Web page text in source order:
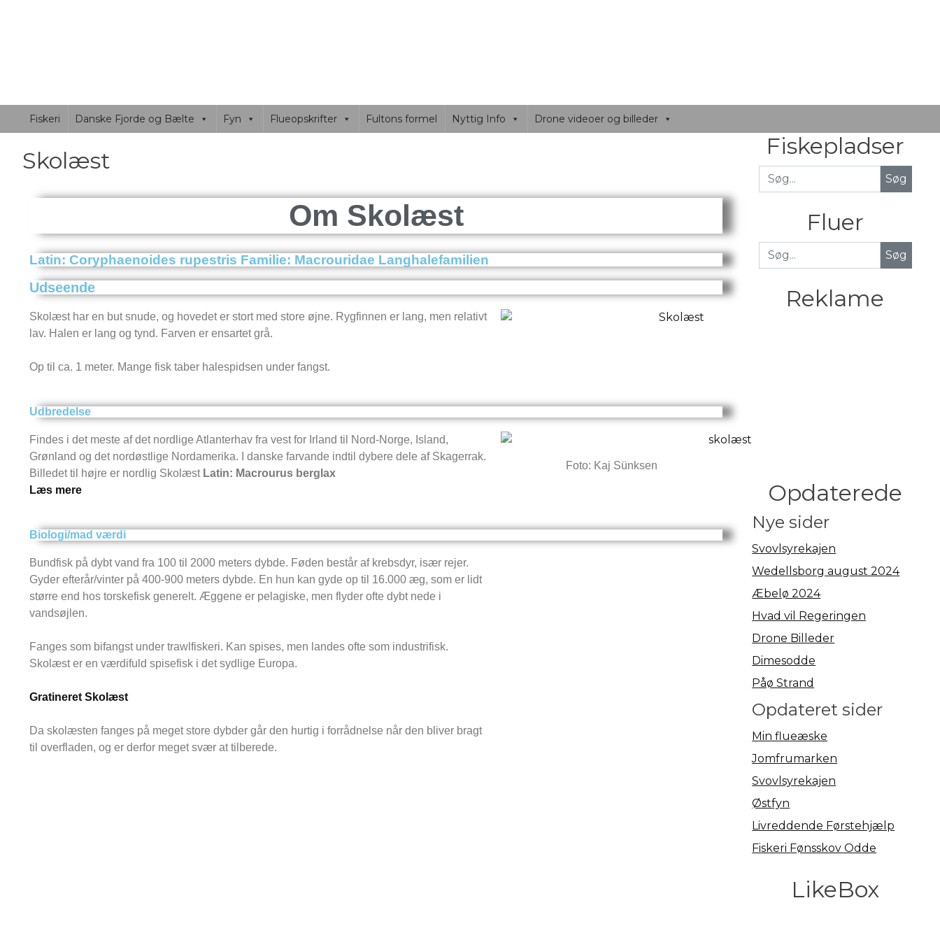
Fiskeri Danske Fjorde og Bælte Fyn Flueopskrifter Fultons formel Nyttig Info Drone videoer og billeder
Skolæst
Om Skolæst
Latin: Coryphaenoides rupestris Familie: Macrouridae Langhalefamilien
Udseende
Skolæst har en but snude, og hovedet er stort med store øjne. Rygfinnen er lang, men relativt
lav. Halen er lang og tynd. Farven er ensartet grå.
Op til ca. 1 meter. Mange fisk taber halespidsen under fangst.
Udbredelse
Findes i det meste af det nordlige Atlanterhav fra vest for Irland til Nord-Norge, Island,
Grønland og det nordøstlige Nordamerika. I danske farvande indtil dybere dele af Skagerrak.
Billedet til højre er nordlig Skolæst Latin: Macrourus berglax
Læs mere
Foto: Kaj Sünksen
Biologi/mad værdi
Bundfisk på dybt vand fra 100 til 2000 meters dybde. Føden består af krebsdyr, især rejer.
Gyder efterår/vinter på 400-900 meters dybde. En hun kan gyde op til 16.000 æg, som er lidt
større end hos torskefisk generelt. Æggene er pelagiske, men flyder ofte dybt nede i
vandsøjlen.
Fanges som bifangst under trawlfiskeri. Kan spises, men landes ofte som industrifisk.
Skolæst er en værdifuld spisefisk i det sydlige Europa.
Gratineret Skolæst
Da skolæsten fanges på meget store dybder går den hurtig i forrådnelse når den bliver bragt
til overfladen, og er derfor meget svær at tilberede.
Fiskepladser
Fluer
Søg
Reklame
Opdaterede
Nye sider
Svovlsyrekajen
Wedellsborg august 2024
Æbelø 2024
Hvad vil Regeringen
Drone Billeder
Dimesodde
Påø Strand
Opdateret sider
Min flueæske
Jomfrumarken
Svovlsyrekajen
Østfyn
Livreddende Førstehjælp
Fiskeri Fønsskov Odde
LikeBox